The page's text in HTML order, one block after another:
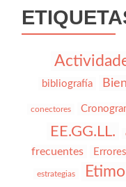
bibliografía
conectores
EE.GG.LL.
frecuentes
estrategias